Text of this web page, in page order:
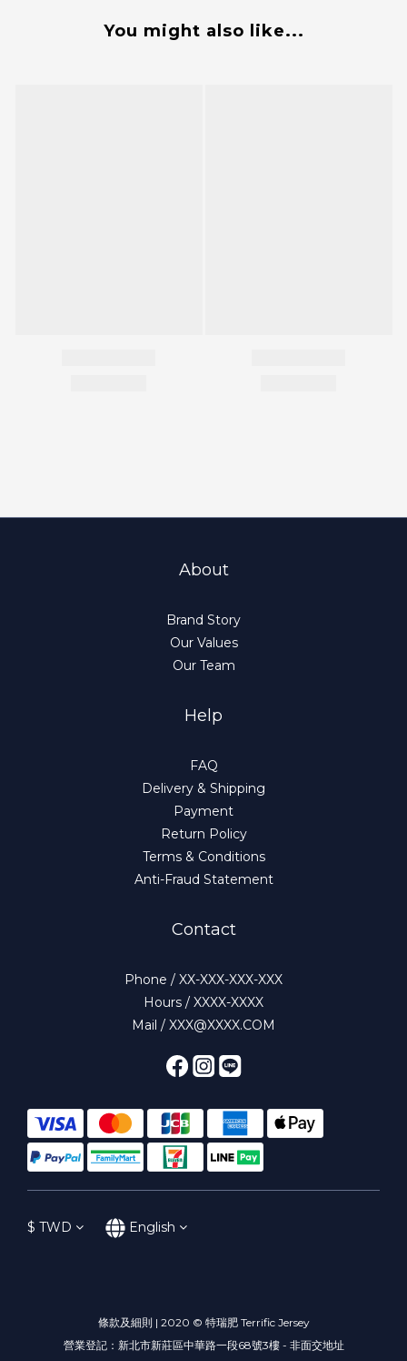
You might also like...
About
Brand Story
Our Values
Our Team
Help
FAQ
Delivery & Shipping
Payment
Return Policy
Terms & Conditions
Anti-Fraud Statement
Contact
Phone / XX-XXX-XXX-XXX
Hours / XXXX-XXXX
Mail / XXX@XXXX.COM
$ TWD English
條款及細則 | 2020 © 特瑞肥 Terrific Jersey
營業登記：新北市新莊區中華路一段68號3樓 - 非面交地址